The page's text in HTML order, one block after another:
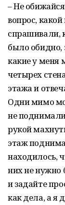
– Не
вопрос,
спрашивали,
было обидно,
какие у меня
четырех
этажа и
Одни мимо
не
рукой
этаж
находилось,
них не нужно
и задайте
как дела, а я